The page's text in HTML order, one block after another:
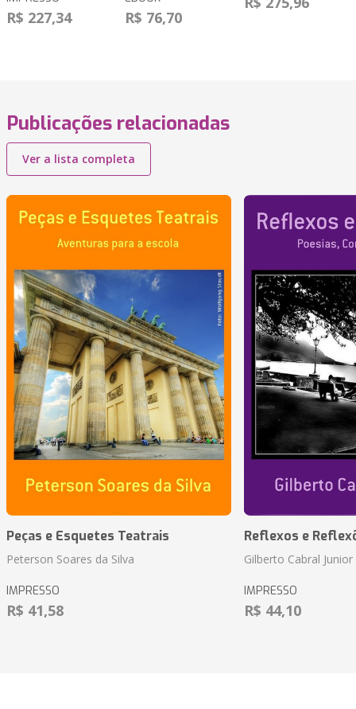
R$ 227,34 R$ 76,70
Publicações relacionadas
Ver a lista completa
Peças e Esquetes Teatrais
Peterson Soares da Silva
IMPRESSO
R$ 41,58
Reflexos e
Gilberto Cabral Junior
IMPRESSO
R$ 44,10